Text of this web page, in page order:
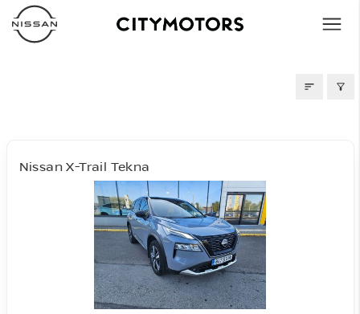
Nissan X-Trail Tekna